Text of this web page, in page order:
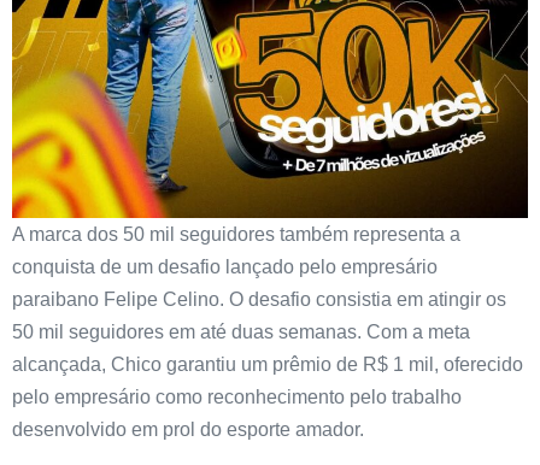
A marca dos 50 mil seguidores também representa a
conquista de um desafio lançado pelo empresário
paraibano Felipe Celino. O desafio consistia em atingir os
50 mil seguidores em até duas semanas. Com a meta
alcançada, Chico garantiu um prêmio de R$ 1 mil, oferecido
pelo empresário como reconhecimento pelo trabalho
desenvolvido em prol do esporte amador.